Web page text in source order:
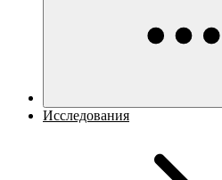
Исследования